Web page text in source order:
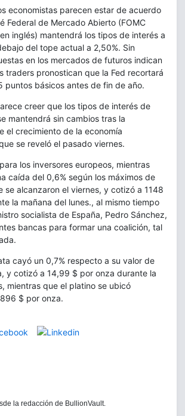
economistas parecen estar de acuerdo
Federal de Mercado Abierto (FOMC
inglés) mantendrá los tipos de interés a
del tope actual a 2,50%. Sin
en los mercados de futuros indican
traders pronostican que la Fed recortará
puntos básicos antes de fin de año.
creer que los tipos de interés de
mantendrá sin cambios tras la
el crecimiento de la economía
se reveló el pasado viernes.
los inversores europeos, mientras
caída del 0,6% según los máximos de
se alcanzaron el viernes, y cotizó a 1148
la mañana del lunes., al mismo tiempo
socialista de España, Pedro Sánchez,
bancas para formar una coalición, tal
cayó un 0,7% respecto a su valor de
y cotizó a 14,99 $ por onza durante la
mientras que el platino se ubicó
$ por onza.
la redacción de BullionVault.